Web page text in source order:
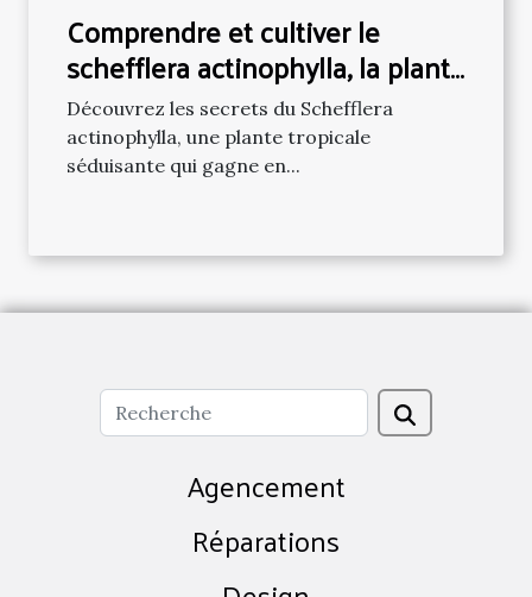
Comprendre et cultiver le
schefflera actinophylla, la plante
exotique en vogue
Découvrez les secrets du Schefflera
actinophylla, une plante tropicale
séduisante qui gagne en...
Agencement
Réparations